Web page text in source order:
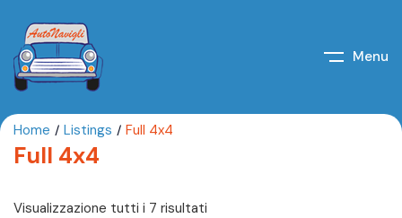
Menu
Home Listings Full 4x4
Full 4x4
Visualizzazione tutti i 7 risultati